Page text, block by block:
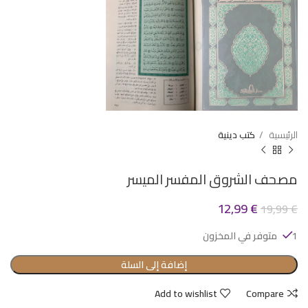
الرئيسية كتب دينية
مصحف الشروق المفسر الميسر
19,99€
12,99€
1 متوفر في المخزون
إضافة إلى السلة
Compare
Add to wishlist